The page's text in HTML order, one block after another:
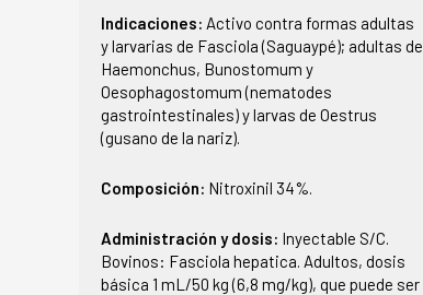
Indicaciones: Activo contra formas adultas
y larvarias de Fasciola (Saguaypé); adultas de
Haemonchus, Bunostomum y
Oesophagostomum (nematodes
gastrointestinales) y larvas de Oestrus
(gusano de la nariz).
Composición: Nitroxinil 34%.
Administración y dosis: Inyectable S/C.
Bovinos: Fasciola hepatica. Adultos, dosis
básica 1 mL/50 kg (6,8 mg/kg), que puede ser